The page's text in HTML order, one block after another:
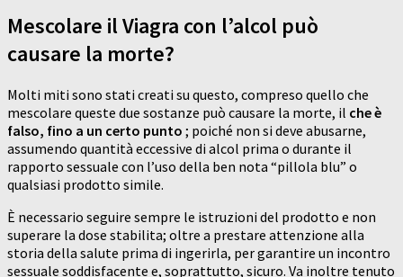
Mescolare il Viagra con l’alcol può
causare la morte?
Molti miti sono stati creati su questo, compreso quello che
mescolare queste due sostanze può causare la morte, il che è
falso, fino a un certo punto ; poiché non si deve abusarne,
assumendo quantità eccessive di alcol prima o durante il
rapporto sessuale con l’uso della ben nota “pillola blu” o
qualsiasi prodotto simile.
È necessario seguire sempre le istruzioni del prodotto e non
superare la dose stabilita; oltre a prestare attenzione alla
storia della salute prima di ingerirla, per garantire un incontro
sessuale soddisfacente e, soprattutto, sicuro. Va inoltre tenuto